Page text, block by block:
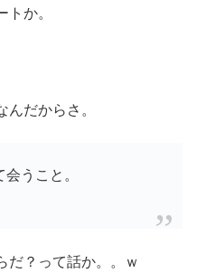
か。
だからさ。
うこと。
だ？って話か。。ｗ